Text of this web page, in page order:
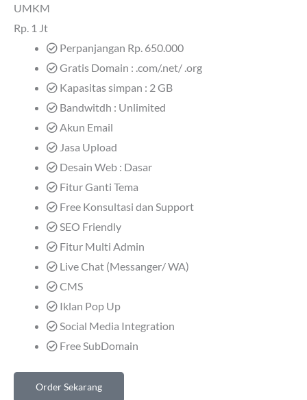
UMKM
Rp. 1 Jt
Perpanjangan Rp. 650.000
Gratis Domain : .com/.net/ .org
Kapasitas simpan : 2 GB
Bandwitdh : Unlimited
Akun Email
Jasa Upload
Desain Web : Dasar
Fitur Ganti Tema
Free Konsultasi dan Support
SEO Friendly
Fitur Multi Admin
Live Chat (Messanger/ WA)
CMS
Iklan Pop Up
Social Media Integration
Free SubDomain
Order Sekarang